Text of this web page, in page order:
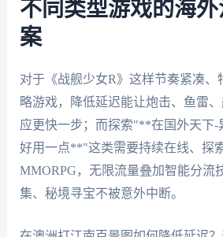
不同类型游戏的海
案
对于《战舰少女R》这样节奏紧凑、
略游戏，降低延迟能让炮击、鱼雷
应更快一步；而探索"**在国外天下-
好用一点**"这类需要持续在线、探
MMORPG，无限流量叠加智能分流
集、秘境寻宝不被意外中断。